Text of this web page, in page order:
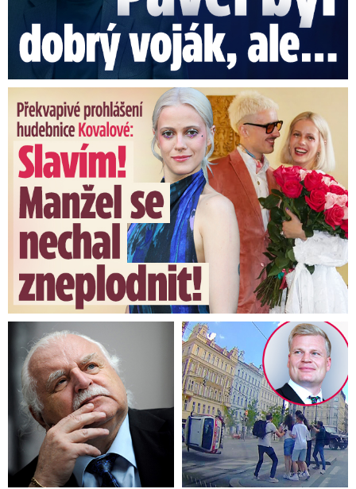
Překvapivé prohlášení hudebnice Kovalové: Slavím! Manžel se ...